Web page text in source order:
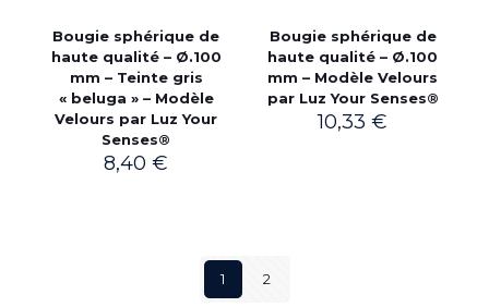
Bougie sphérique de
haute qualité – Ø.100
mm – Teinte gris
« beluga » – Modèle
Velours par Luz Your
Senses®
8,40€
Bougie sphérique de
haute qualité – Ø.100
mm – Modèle Velours
par Luz Your Senses®
10,33€
1 2